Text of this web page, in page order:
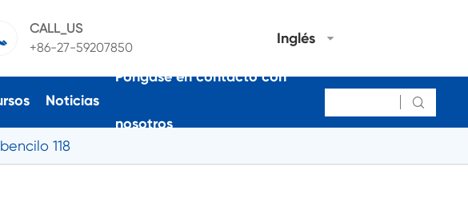
CALL_US
+86-27-59207850
Inglés
Noticias
Póngase en contacto con
nosotros

118